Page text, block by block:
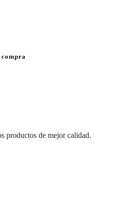
productos de mejor calidad.